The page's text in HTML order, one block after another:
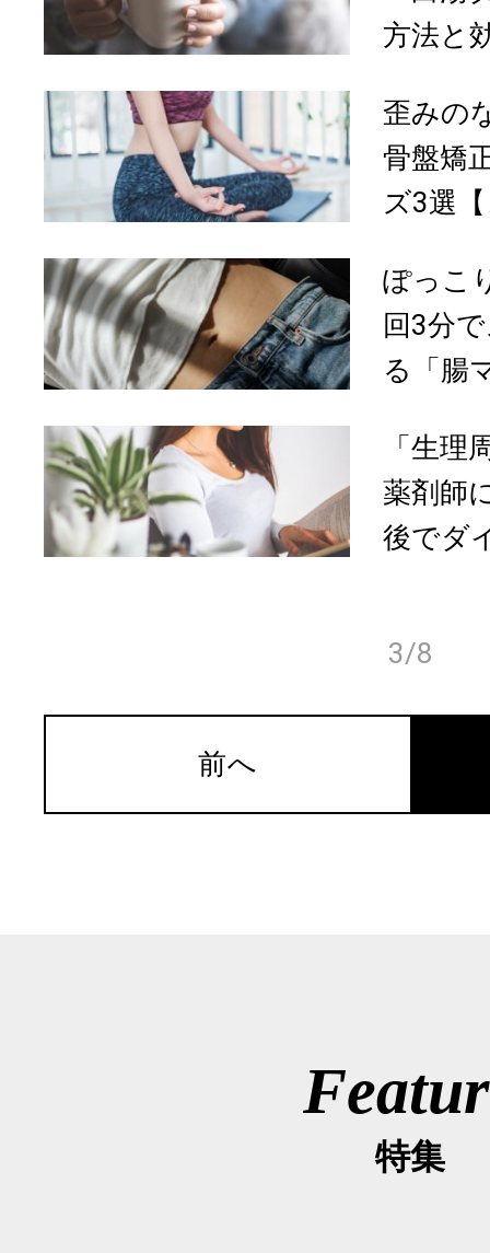
方法と
歪みの
骨盤矯
ズ3選
ぽっこ
回3分
る「腸
「生理
薬剤師
後でダ
3/8
前へ
特集